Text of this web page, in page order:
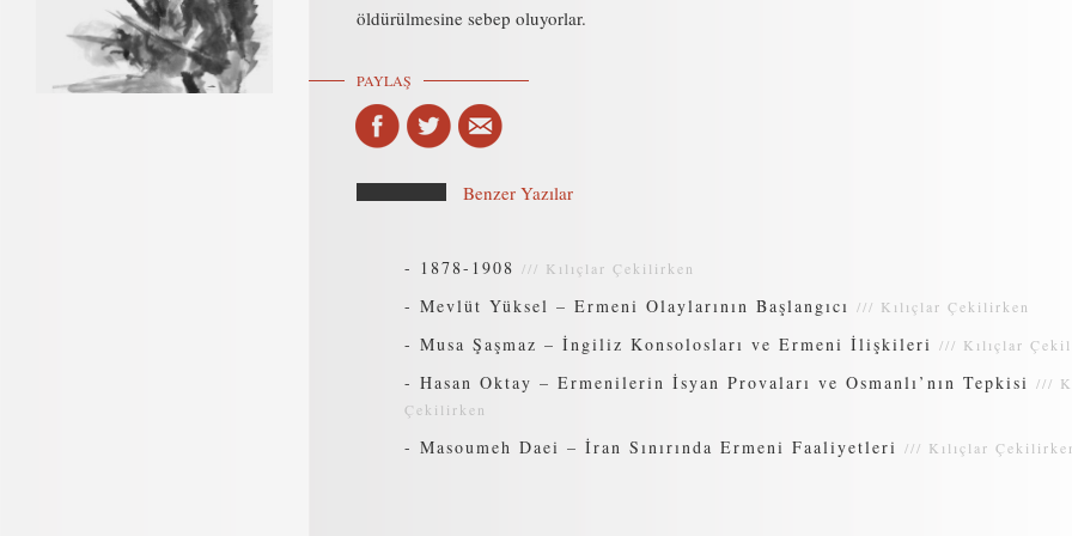
öldürülmesine sebep oluyorlar.
PAYLAŞ
Benzer Yazılar
- 1878-1908 /// Kılıçlar Çekilirken
- Mevlüt Yüksel – Ermeni Olaylarının Başlangıcı /// Kılıçlar Çekilirken
- Musa Şaşmaz – İngiliz Konsolosları ve Ermeni İlişkileri /// Kılıçlar
- Hasan Oktay – Ermenilerin İsyan Provaları ve Osmanlı’nın Tepkisi ///
Çekilirken
- Masoumeh Daei – İran Sınırında Ermeni Faaliyetleri /// Kılıçlar